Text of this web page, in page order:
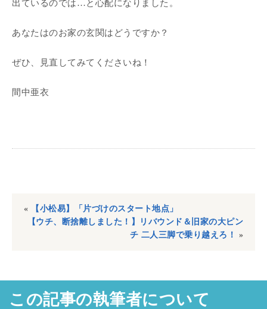
出ているのでは…と心配になりました。
あなたはのお家の玄関はどうですか？
ぜひ、見直してみてくださいね！
間中亜衣
«
【小松易】「片づけのスタート地点」
【ウチ、断捨離しました！】リバウンド＆旧家の大ピン
チ 二人三脚で乗り越えろ！
»
この記事の執筆者について